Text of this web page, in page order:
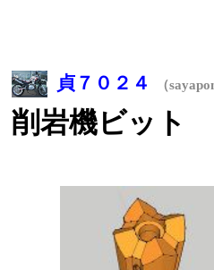
貞７０２４ （
削岩機ビット